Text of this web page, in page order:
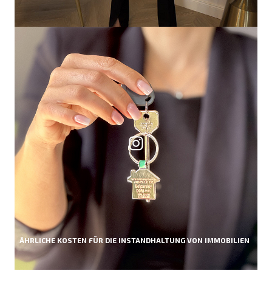
ÄHRLICHE KOSTEN FÜR DIE INSTANDHALTUNG VON IMMOBILIEN